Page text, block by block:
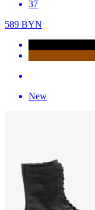
37
589 BYN
New